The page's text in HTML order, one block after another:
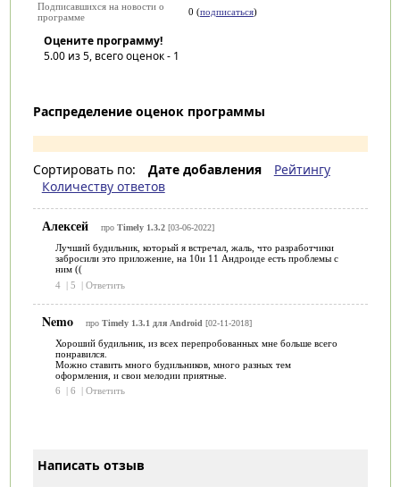
Подписавшихся на новости о
программе
0 (подписаться)
Оцените программу!
5.00из 5, всего оценок - 1
Распределение оценок программы
Сортировать по: Дате добавления
Рейтингу
Количеству ответов
Алексей про Timely 1.3.2[03-06-2022]
Лучший будильник, который я встречал, жаль, что разработчики
забросили это приложение, на 10и 11 Андроиде есть проблемы с
ним ((
4 | 5 | Ответить
Nemo про Timely 1.3.1 для Android [02-11-2018]
Хороший будильник, из всех перепробованных мне больше всего
понравился.
Можно ставить много будильников, много разных тем
оформления, и свои мелодии приятные.
6
| 6 | Ответить
Написать отзыв